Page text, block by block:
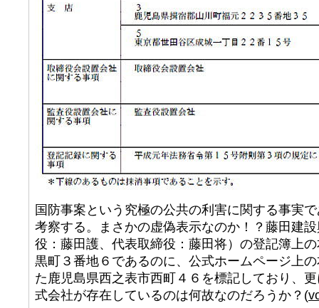
国防事案という究極の公共の利害に関する事実
考察する。まさかの虚偽表示なのか！？藤田建
役：藤田護、代表取締役：藤田将）の登記簿上
黒町３番地６であるのに、公式ホームページ上
た鹿児島県西之表市西町４６を標記しており、
式会社が存在しているのは何故なのだろうか？(